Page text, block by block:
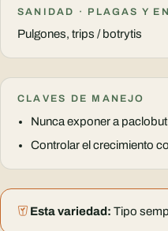
SANIDAD · PLAGAS Y
Pulgones, trips / botrytis
CLAVES DE MANEJO
Nunca exponer a
Controlar el crecimiento
Esta variedad: Tipo